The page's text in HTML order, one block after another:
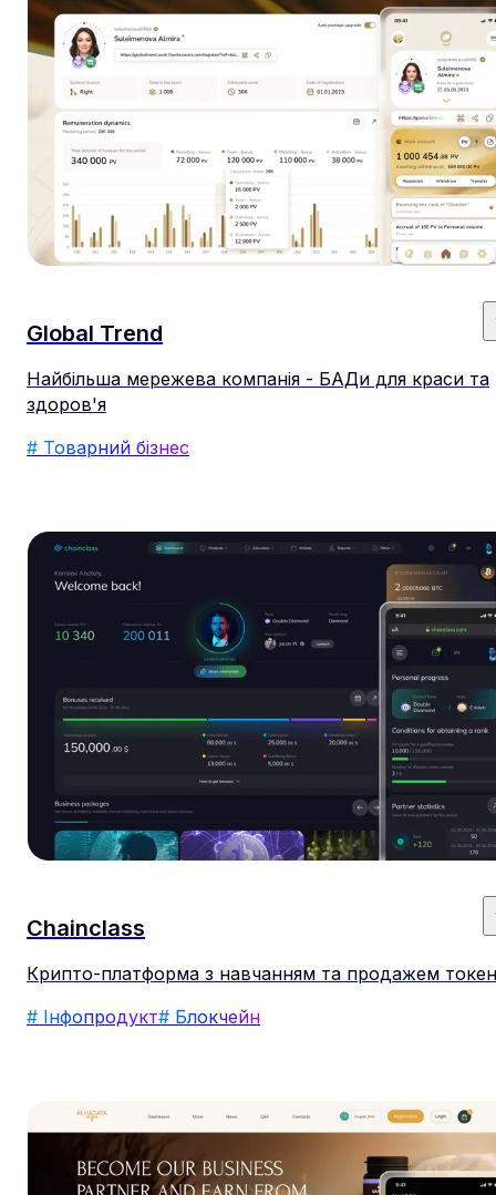
Global Trend
Найбільша мережева компанія - БАДи для краси та
здоров'я
# Товарний бізнес
Chainclass
Крипто-платформа з навчанням та продажем
# Інфопродукт# Блокчейн